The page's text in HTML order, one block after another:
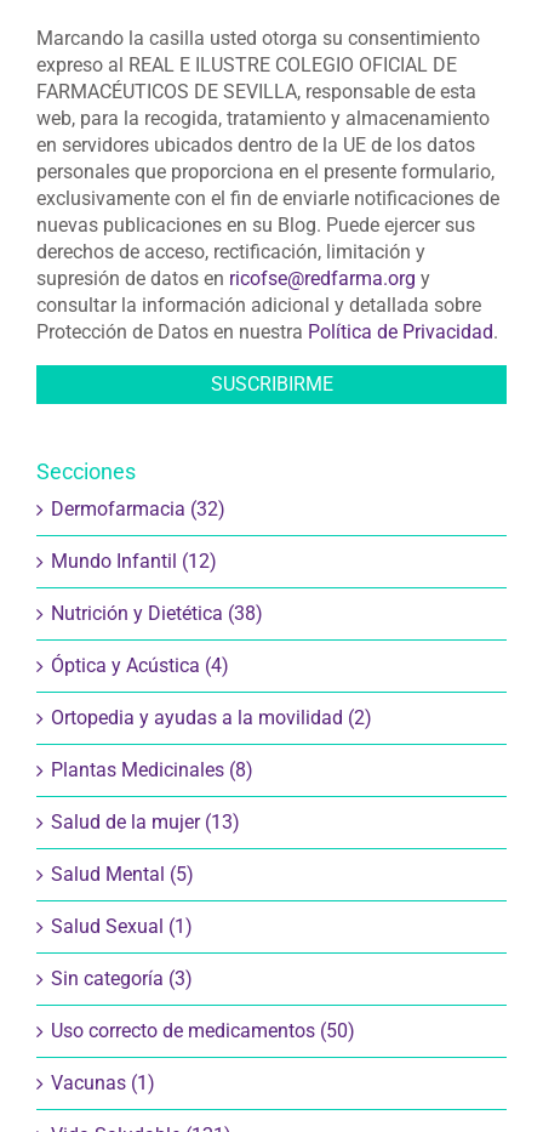
Marcando la casilla usted otorga su consentimiento
expreso al REAL E ILUSTRE COLEGIO OFICIAL DE
FARMACÉUTICOS DE SEVILLA, responsable de esta
web, para la recogida, tratamiento y almacenamiento
en servidores ubicados dentro de la UE de los datos
personales que proporciona en el presente formulario,
exclusivamente con el fin de enviarle notificaciones de
nuevas publicaciones en su Blog. Puede ejercer sus
derechos de acceso, rectificación, limitación y
supresión de datos en ricofse@redfarma.org y
consultar la información adicional y detallada sobre
Protección de Datos en nuestra Política de Privacidad.
Secciones
Dermofarmacia (32)
Mundo Infantil (12)
Nutrición y Dietética (38)
Óptica y Acústica (4)
Ortopedia y ayudas a la movilidad (2)
Plantas Medicinales (8)
Salud de la mujer (13)
Salud Mental (5)
Salud Sexual (1)
Sin categoría (3)
Uso correcto de medicamentos (50)
Vacunas (1)